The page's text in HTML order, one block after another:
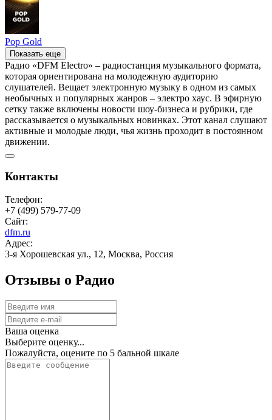
Pop Gold
Показать еще
Радио «DFM Electro» – радиостанция музыкального формата,
которая ориентирована на молодежную аудиторию
слушателей. Вещает электронную музыку в одном из самых
необычных и популярных жанров – электро хаус. В эфирную
сетку также включены новости шоу-бизнеса и рубрики, где
рассказывается о музыкальных новинках. Этот канал слушают
активные и молодые люди, чья жизнь проходит в постоянном
движении.
Контакты
Телефон:
+7 (499) 579-77-09
Сайт:
dfm.ru
Адрес:
3-я Хорошевская ул., 12, Москва, Россия
Отзывы о Радио
Ваша оценка
Выберите оценку...
Пожалуйста, оцените по 5 бальной шкале